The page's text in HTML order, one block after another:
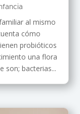
al mismo
cómo
probióticos
una flora
son; bacterias...